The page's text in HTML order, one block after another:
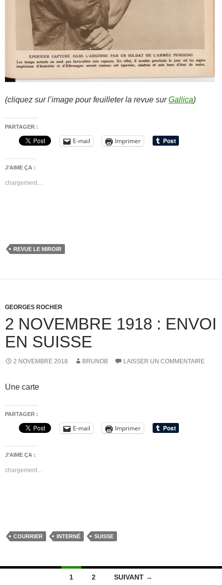
(cliquez sur l’image pour feuilleter la revue surGallica)
PARTAGER :
E-mail Imprimer
J’AIME ÇA :
chargement…
REVUE LE MIROIR
GEORGES ROCHER
2 NOVEMBRE 1918 : ENVOI
EN SUISSE
2 NOVEMBRE 2018 BRUNOB LAISSER UN COMMENTAIRE
Une carte
PARTAGER :
E-mail Imprimer
J’AIME ÇA :
chargement…
COURRIER INTERNÉ SUISSE
1 2 SUIVANT →